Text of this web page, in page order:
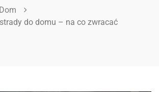
Dom
do domu – na co zwracać